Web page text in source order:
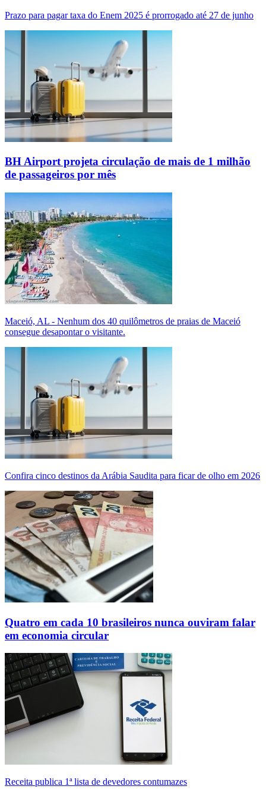
Prazo para pagar taxa do Enem 2025 é prorrogado até 27 de junho
BH Airport projeta circulação de mais de 1 milhão
de passageiros por mês
Maceió, AL - Nenhum dos 40 quilômetros de praias de Maceió
consegue desapontar o visitante.
Confira cinco destinos da Arábia Saudita para ficar de olho em 2026
Quatro em cada 10 brasileiros nunca ouviram falar
em economia circular
Receita publica 1ª lista de devedores contumazes